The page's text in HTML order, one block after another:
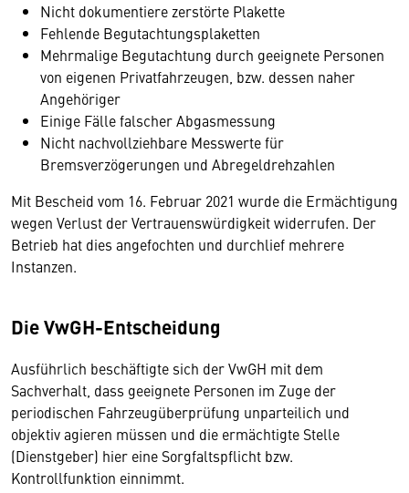
Nicht dokumentiere zerstörte Plakette
Fehlende Begutachtungsplaketten
Mehrmalige Begutachtung durch geeignete Personen
von eigenen Privatfahrzeugen, bzw. dessen naher
Angehöriger
Einige Fälle falscher Abgasmessung
Nicht nachvollziehbare Messwerte für
Bremsverzögerungen und Abregeldrehzahlen
Mit Bescheid vom 16. Februar 2021 wurde die Ermächtigung
wegen Verlust der Vertrauenswürdigkeit widerrufen. Der
Betrieb hat dies angefochten und durchlief mehrere
Instanzen.
Die VwGH-Entscheidung
Ausführlich beschäftigte sich der VwGH mit dem
Sachverhalt, dass geeignete Personen im Zuge der
periodischen Fahrzeugüberprüfung unparteilich und
objektiv agieren müssen und die ermächtigte Stelle
(Dienstgeber) hier eine Sorgfaltspflicht bzw.
Kontrollfunktion einnimmt.